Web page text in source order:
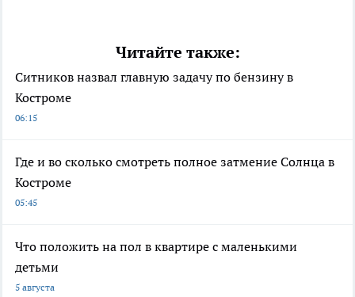
Читайте также:
Ситников назвал главную задачу по бензину в
Костроме
06:15
Где и во сколько смотреть полное затмение Солнца в
Костроме
05:45
Что положить на пол в квартире с маленькими
детьми
5 августа